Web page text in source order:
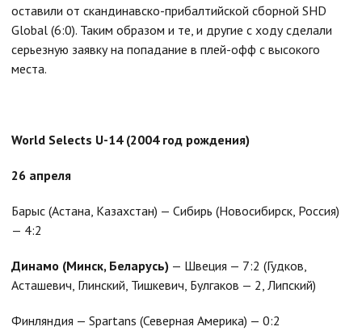
оставили от скандинавско-прибалтийской сборной SHD
Global (6:0). Таким образом и те, и другие с ходу сделали
серьезную заявку на попадание в плей-офф с высокого
места.
World Selects U-14 (2004 год рождения)
26 апреля
Барыс (Астана, Казахстан) — Сибирь (Новосибирск, Россия)
— 4:2
Динамо (Минск, Беларусь) — Швеция — 7:2 (Гудков,
Асташевич, Глинский, Тишкевич, Булгаков — 2, Липский)
Финляндия — Spartans (Северная Америка) — 0:2